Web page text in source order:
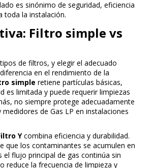
es sinónimo de seguridad, eficiencia
toda la instalación.
Filtro simple vs
de filtros, y elegir el adecuado
en el rendimiento de la
simple retiene partículas básicas,
es limitada y puede requerir limpiezas
no siempre protege adecuadamente
de Gas LP en instalaciones
Ycombina eficiencia y durabilidad.
que los contaminantes se acumulen en
el flujo principal de gas continúa sin
reduce la frecuencia de limpieza y